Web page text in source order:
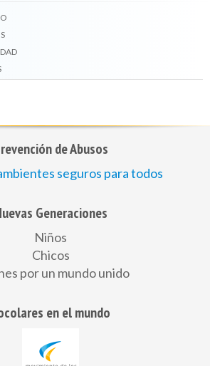
de Abusos
seguros para todos
Generaciones
Niños
Chicos
por un mundo unido
en el mundo